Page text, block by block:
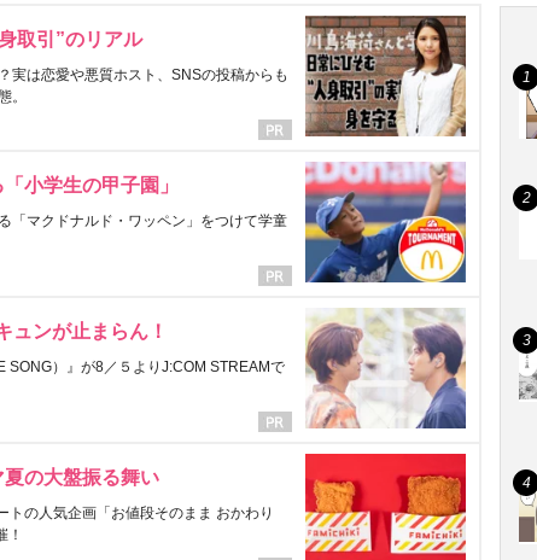
取引”のリアル
実は恋愛や悪質ホスト、SNSの投稿からも
。
小学生の甲子園」
「マクドナルド・ワッペン」をつけて学童
ュンが止まらん！
SONG）』が8／５よりJ:COM STREAMで
の大盤振る舞い
の人気企画「お値段そのまま おかわり
！